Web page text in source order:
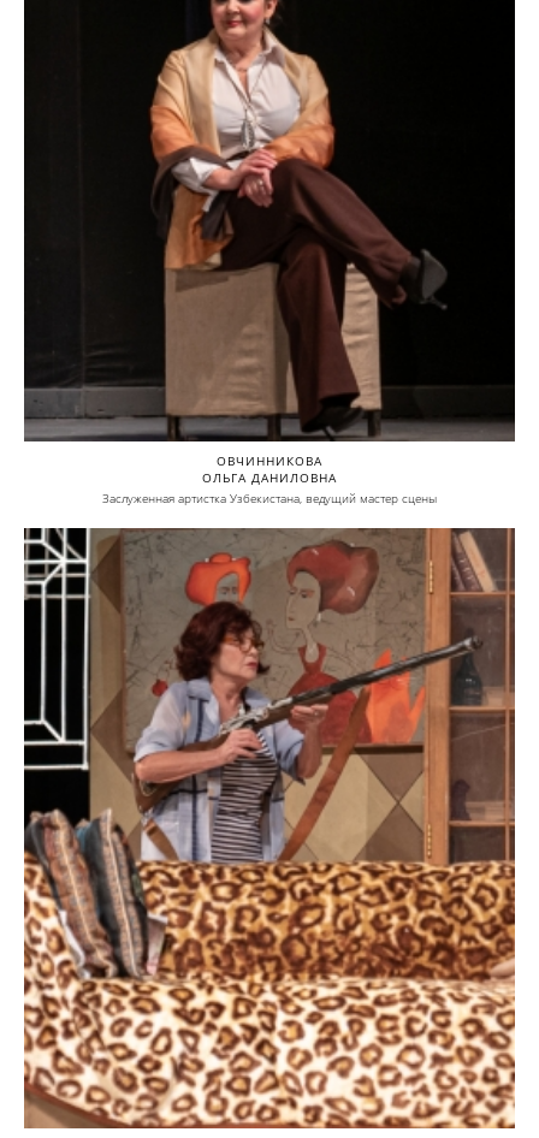
ОВЧИННИКОВА
ОЛЬГА ДАНИЛОВНА
Заслуженная артистка Узбекистана, ведущий мастер сцены